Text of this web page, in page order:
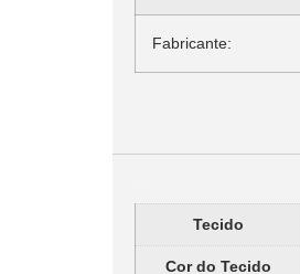
Fabricante:
Tecido
Cor do Tecido